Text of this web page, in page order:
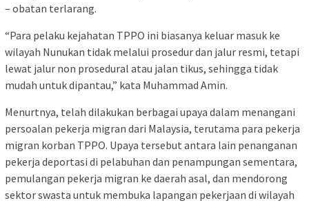
– obatan terlarang.
“Para pelaku kejahatan TPPO ini biasanya keluar masuk ke
wilayah Nunukan tidak melalui prosedur dan jalur resmi, tetapi
lewat jalur non prosedural atau jalan tikus, sehingga tidak
mudah untuk dipantau,” kata Muhammad Amin.
Menurtnya, telah dilakukan berbagai upaya dalam menangani
persoalan pekerja migran dari Malaysia, terutama para pekerja
migran korban TPPO. Upaya tersebut antara lain penanganan
pekerja deportasi di pelabuhan dan penampungan sementara,
pemulangan pekerja migran ke daerah asal, dan mendorong
sektor swasta untuk membuka lapangan pekerjaan di wilayah